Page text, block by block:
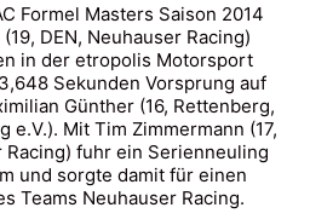
Formel Masters Saison 2014
DEN, Neuhauser Racing)
in der etropolis Motorsport
Sekunden Vorsprung auf
Günther (16, Rettenberg,
e.V.). Mit Tim Zimmermann (17,
Racing) fuhr ein Serienneuling
und sorgte damit für einen
Teams Neuhauser Racing.